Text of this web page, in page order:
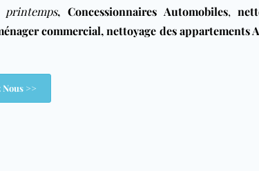
printemps, Concessionnaires Automobiles,
commercial,nettoyage des appartements
>>